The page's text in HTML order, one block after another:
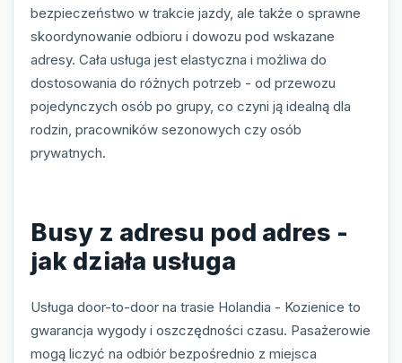
bezpieczeństwo w trakcie jazdy, ale także o sprawne
skoordynowanie odbioru i dowozu pod wskazane
adresy. Cała usługa jest elastyczna i możliwa do
dostosowania do różnych potrzeb - od przewozu
pojedynczych osób po grupy, co czyni ją idealną dla
rodzin, pracowników sezonowych czy osób
prywatnych.
Busy z adresu pod adres -
jak działa usługa
Usługa door-to-door na trasie Holandia - Kozienice to
gwarancja wygody i oszczędności czasu. Pasażerowie
mogą liczyć na odbiór bezpośrednio z miejsca